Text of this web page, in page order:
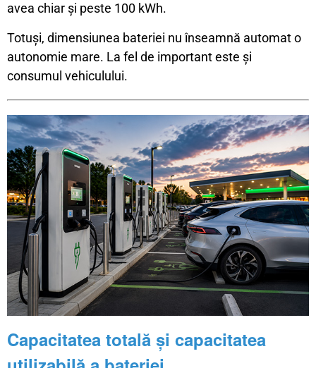
avea chiar și peste 100 kWh.
Totuși, dimensiunea bateriei nu înseamnă automat o
autonomie mare. La fel de important este și
consumul vehiculului.
Capacitatea totală și capacitatea